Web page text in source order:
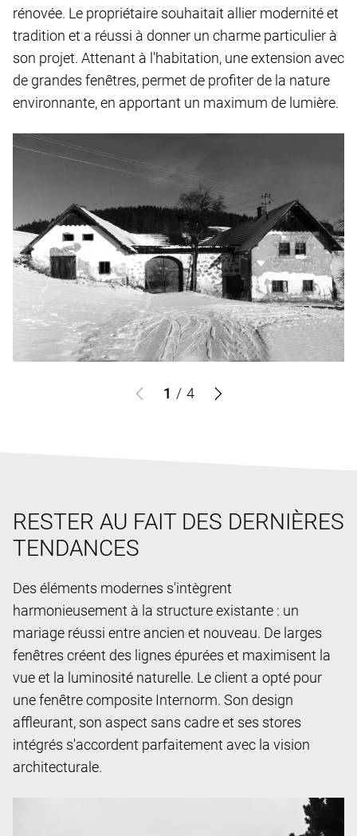
rénovée. Le propriétaire souhaitait allier modernité et
tradition et a réussi à donner un charme particulier à
son projet. Attenant à l'habitation, une extension avec
de grandes fenêtres, permet de profiter de la nature
environnante, en apportant un maximum de lumière.
1 / 4
RESTER AU FAIT DES DERNIÈRES
TENDANCES
Des éléments modernes s'intègrent
harmonieusement à la structure existante : un
mariage réussi entre ancien et nouveau. De larges
fenêtres créent des lignes épurées et maximisent la
vue et la luminosité naturelle. Le client a opté pour
une fenêtre composite Internorm. Son design
affleurant, son aspect sans cadre et ses stores
intégrés s'accordent parfaitement avec la vision
architecturale.